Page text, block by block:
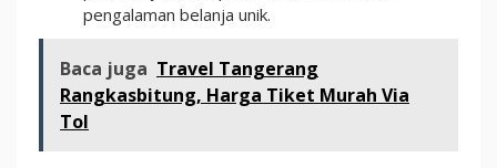
pengalaman belanja unik.
Baca juga Travel Tangerang
Rangkasbitung, Harga Tiket Murah Via
Tol